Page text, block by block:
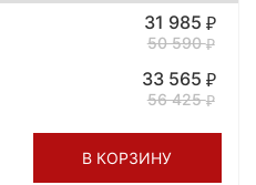
31 985
50 590
33 565
56 425
В КОРЗИНУ